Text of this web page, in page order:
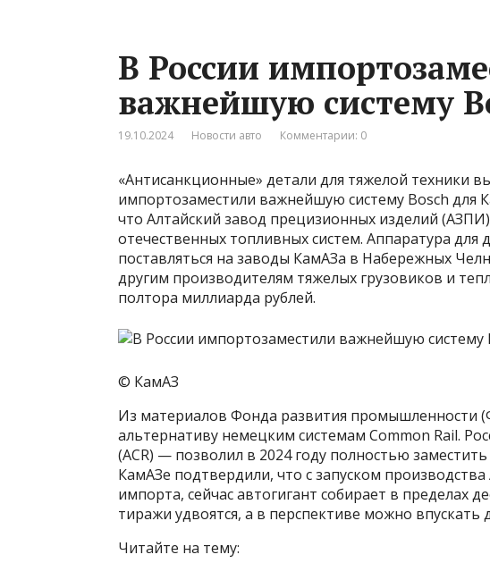
В России
важнейшую систему
19.10.2024 Новости авто Комментарии: 0
«Антисанкционные» детали для тяжелой техники
импортозаместили важнейшую систему Bosch для
что Алтайский завод прецизионных изделий
отечественных топливных систем. Аппаратура для
поставляться на заводы КамАЗа в Набережных
другим производителям тяжелых грузовиков и
полтора миллиарда рублей.
© КамАЗ
Из материалов Фонда развития промышленности
альтернативу немецким системам Common Rail.
(ACR) — позволил в 2024 году полностью
КамАЗе подтвердили, что с запуском
импорта, сейчас автогигант собирает в пределах
тиражи удвоятся, а в перспективе можно
Читайте на тему: